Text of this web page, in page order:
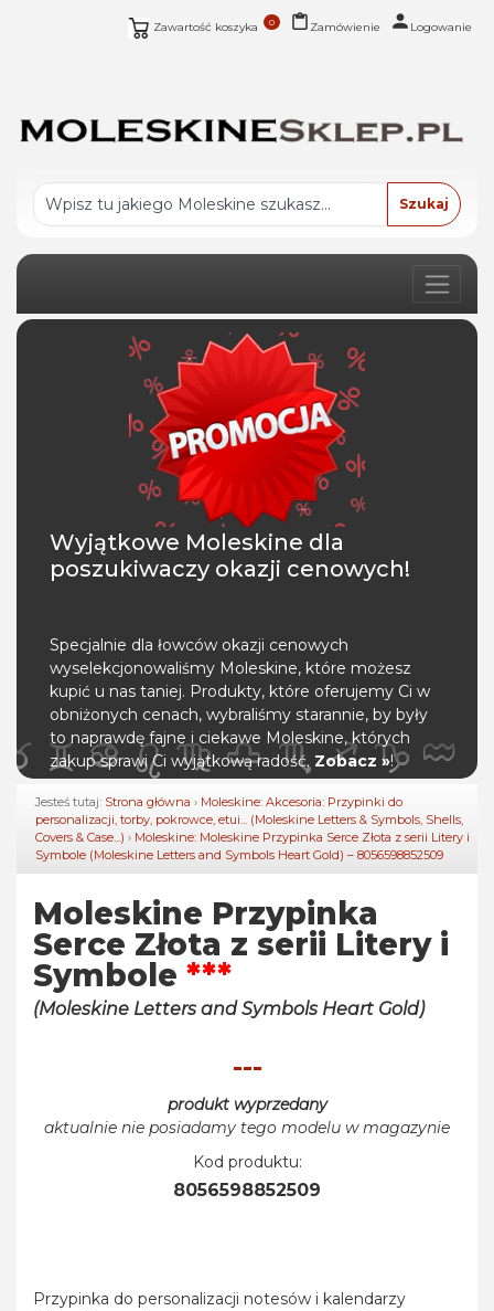
Zawartość koszyka 0 Zamówienie Logowanie
Wyjątkowe Moleskine dla
poszukiwaczy okazji cenowych!
Specjalnie dla łowców okazji cenowych
wyselekcjonowaliśmy Moleskine, które możesz
kupić u nas taniej. Produkty, które oferujemy Ci w
obniżonych cenach, wybraliśmy starannie, by były
to naprawdę fajne i ciekawe Moleskine, których
zakup sprawi Ci wyjątkową radość. Zobacz »!
Jesteś tutaj: Strona główna › Moleskine: Akcesoria: Przypinki do
personalizacji, torby, pokrowce, etui... (Moleskine Letters & Symbols, Shells,
Covers & Case...) › Moleskine: Moleskine Przypinka Serce Złota z serii Litery i
Symbole (Moleskine Letters and Symbols Heart Gold) – 8056598852509
Moleskine Przypinka
Serce Złota z serii Litery i
Symbole ***
(Moleskine Letters and Symbols Heart Gold)
---
produkt wyprzedany
aktualnie nie posiadamy tego modelu w magazynie
Kod produktu:
8056598852509
Przypinka do personalizacji notesów i kalendarzy